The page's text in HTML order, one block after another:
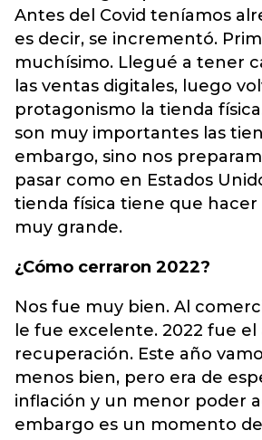
Antes del Covid teníamos
es decir, se incrementó.
muchísimo. Llegué a tener
las ventas digitales, luego
protagonismo la tienda
son muy importantes las
embargo, sino nos
pasar como en Estados
tienda física tiene que
muy grande.
¿Cómo cerraron 2022?
Nos fue muy bien. Al
le fue excelente. 2022 fue el
recuperación. Este año
menos bien, pero era de
inflación y un menor poder
embargo es un momento